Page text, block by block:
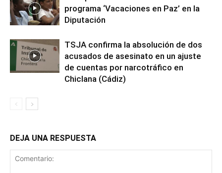
programa ‘Vacaciones en Paz’ en la
Diputación
TSJA confirma la absolución de dos
acusados de asesinato en un ajuste
de cuentas por narcotráfico en
Chiclana (Cádiz)
DEJA UNA RESPUESTA